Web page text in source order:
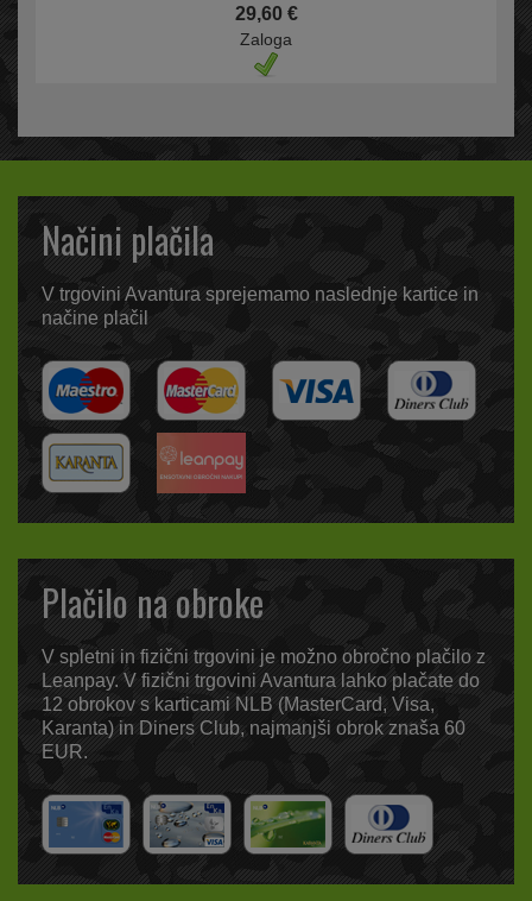
29,60 €
Zaloga
Načini plačila
V trgovini Avantura sprejemamo naslednje kartice in
načine plačil
Plačilo na obroke
V spletni in fizični trgovini je možno obročno plačilo z
Leanpay. V fizični trgovini Avantura lahko plačate do
12 obrokov s karticami NLB (MasterCard, Visa,
Karanta) in Diners Club, najmanjši obrok znaša 60
EUR.